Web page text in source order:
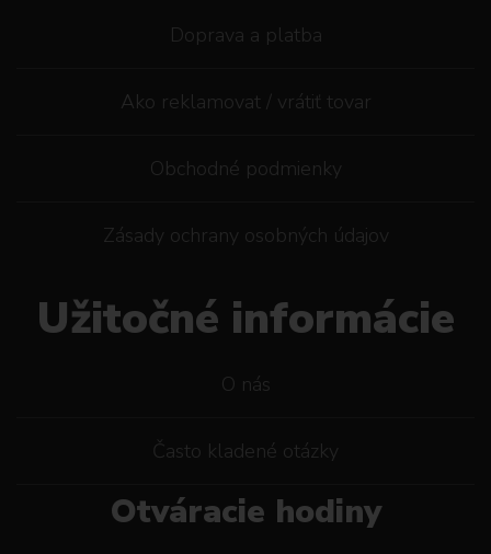
Doprava a platba
Ako reklamovat / vrátiť tovar
Obchodné podmienky
Zásady ochrany osobných údajov
Užitočné informácie
O nás
Často kladené otázky
Otváracie hodiny